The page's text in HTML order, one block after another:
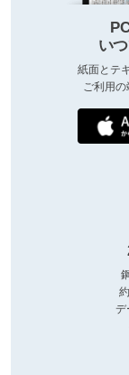
い
紙面とテ
ご利用
デ